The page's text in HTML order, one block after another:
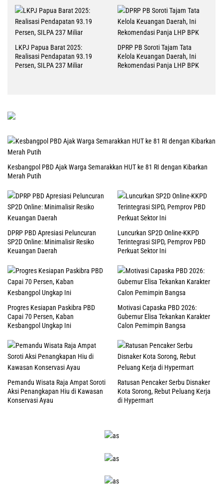
LKPJ Papua Barat 2025:
Realisasi Pendapatan 93.19
Persen, SILPA 237 Miliar
DPRP PB Soroti Tajam Tata
Kelola Keuangan Daerah, Ini
Rekomendasi Panja LHP BPK
Kesbangpol PBD Ajak Warga Semarakkan HUT ke 81 RI dengan Kibarkan
Merah Putih
DPRP PBD Apresiasi Peluncuran
SP2D Online: Minimalisir Resiko
Keuangan Daerah
Luncurkan SP2D Online-KKPD
Terintegrasi SIPD, Pemprov PBD
Perkuat Sektor Ini
Progres Kesiapan Paskibra PBD
Capai 70 Persen, Kaban
Kesbangpol Ungkap Ini
Motivasi Capaska PBD 2026:
Gubernur Elisa Tekankan Karakter
Calon Pemimpin Bangsa
Pemandu Wisata Raja Ampat Soroti
Aksi Penangkapan Hiu di Kawasan
Konservasi Ayau
Ratusan Pencaker Serbu Disnaker
Kota Sorong, Rebut Peluang Kerja
di Hypermart